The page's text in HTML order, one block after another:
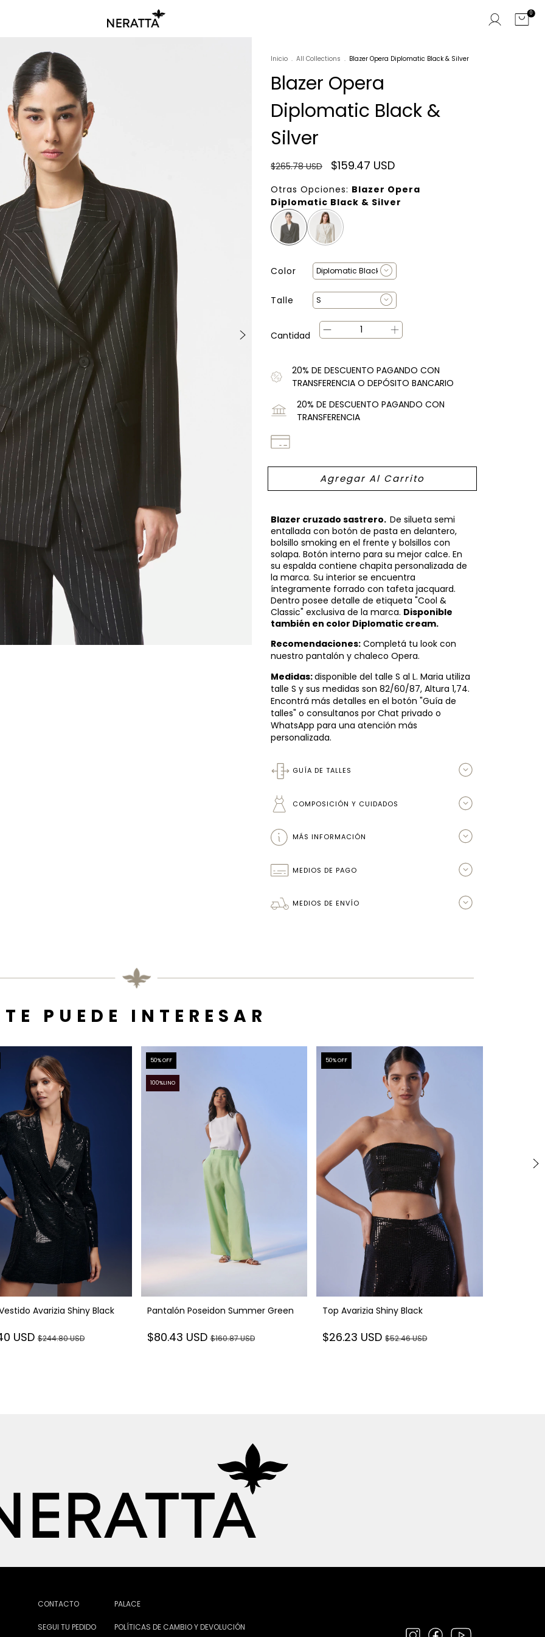
0
Inicio . All Collections . Blazer Opera Diplomatic Black & Silver
Blazer Opera
Diplomatic Black &
Silver
$265.78 USD $159.47 USD
Otras Opciones: Blazer Opera
Diplomatic Black & Silver
Color
Talle
Cantidad
20% DE DESCUENTO PAGANDO CON
TRANSFERENCIA O DEPÓSITO BANCARIO
20% DE DESCUENTO PAGANDO CON
TRANSFERENCIA
Blazer cruzado sastrero. De silueta semi
entallada con botón de pasta en delantero,
bolsillo smoking en el frente y bolsillos con
solapa. Botón interno para su mejor calce. En
su espalda contiene chapita personalizada de
la marca. Su interior se encuentra
íntegramente forrado con tafeta jacquard.
Dentro posee detalle de etiqueta "Cool &
Classic" exclusiva de la marca. Disponible
también en color Diplomatic cream.
Recomendaciones: Completá tu look con
nuestro pantalón y chaleco Opera.
Medidas:disponible del talle S al L. Maria utiliza
talle S y sus medidas son 82/60/87, Altura 1,74.
Encontrá más detalles en el botón "Guía de
talles" o consultanos por Chat privado o
WhatsApp para una atención más
personalizada.
GUÍA DE TALLES
COMPOSICIÓN Y CUIDADOS
MÁS INFORMACIÓN
MEDIOS DE PAGO
MEDIOS DE ENVÍO
TE PUEDE INTERESAR
Avarizia Shiny Black
USD$244.80 USD
50% OFF
100%LINO
Pantalón Poseidon Summer Green
$80.43 USD$160.87 USD
50% OFF
Top Avarizia Shiny Black
$26.23 USD$52.46 USD
CONTACTO PALACE
SEGUI TU PEDIDO POLÍTICAS DE CAMBIO Y DEVOLUCIÓN